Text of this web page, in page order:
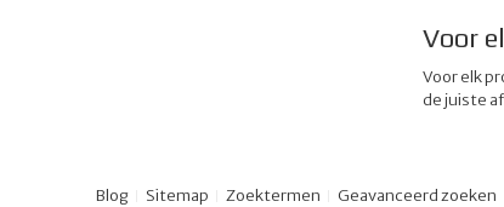
Voor
Voor elk
de juiste
Blog Sitemap Zoektermen Geavanceerd zoeken